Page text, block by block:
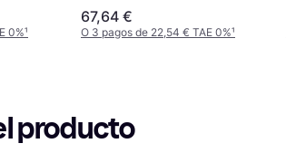
0%¹
Land Rover Defender
Verde 1:14
67,64 €
O 3 pagos de 22,54 € TAE 0%¹
producto